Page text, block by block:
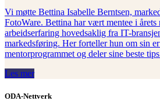
Vi møtte Bettina Isabelle Berntsen,
FotoWare. Bettina har vært mentee i årets
arbeidserfaring hovedsaklig fra IT-
markedsføring. Her forteller hun om sin
mentorprogrammet og deler sine beste
Les mer
ODA-Nettverk